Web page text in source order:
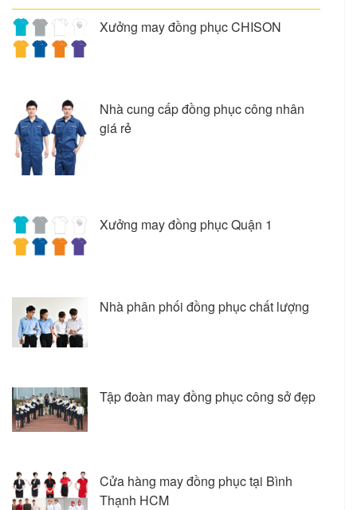
Xưởng may đồng phục CHISON
Nhà cung cấp đồng phục công nhân
giá rẻ
Xưởng may đồng phục Quận 1
Nhà phân phối đồng phục chất lượng
Tập đoàn may đồng phục công sở đẹp
Cửa hàng may đồng phục tại Bình
Thạnh HCM